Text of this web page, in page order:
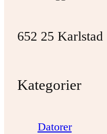
652 25 Karlstad
Kategorier
Datorer